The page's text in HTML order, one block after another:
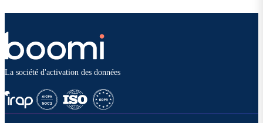
La société d'activation des données